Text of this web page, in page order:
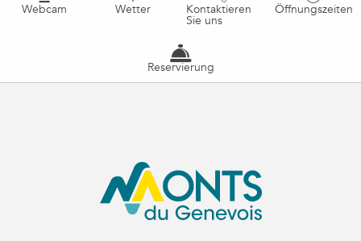
Webcam Wetter Kontaktieren
Sie uns
Öffnungszeiten
Reservierung